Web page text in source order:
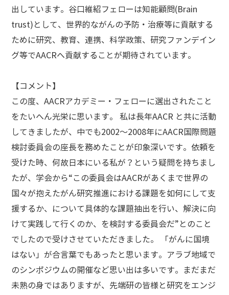
出しています。谷口維紹フェローは知能顧問(Brain
trust)として、世界的ながんの予防・治療等に貢献する
ために研究、教育、連携、科学政策、研究ファンデイン
グ等でAACRへ貢献することが期待されています。
【コメント】
この度、AACRアカデミー・フェローに選出されたこと
をたいへん光栄に思います。 私は長年AACR と共に活動
してきましたが、中でも2002～2008年にAACR国際問題
検討委員会の座長を務めたことが印象深いです。依頼を
受けた時、何故日本にいる私が？という疑問を持ちまし
たが、学会から“この委員会はAACRがあくまで世界の
国々が抱えたがん研究推進における課題を如何にして支
援するか、について具体的な課題抽出を行い、解決に向
けて実践して行くのか、を検討する委員会だ”とのこと
でしたので受けさせていただきました。 「がんに国境
はない」が合言葉でもあったと思います。アラブ地域で
のシンポジウムの開催など思い出は多いです。まだまだ
未熟の身ではありますが、先端研の皆様と研究をエンジ